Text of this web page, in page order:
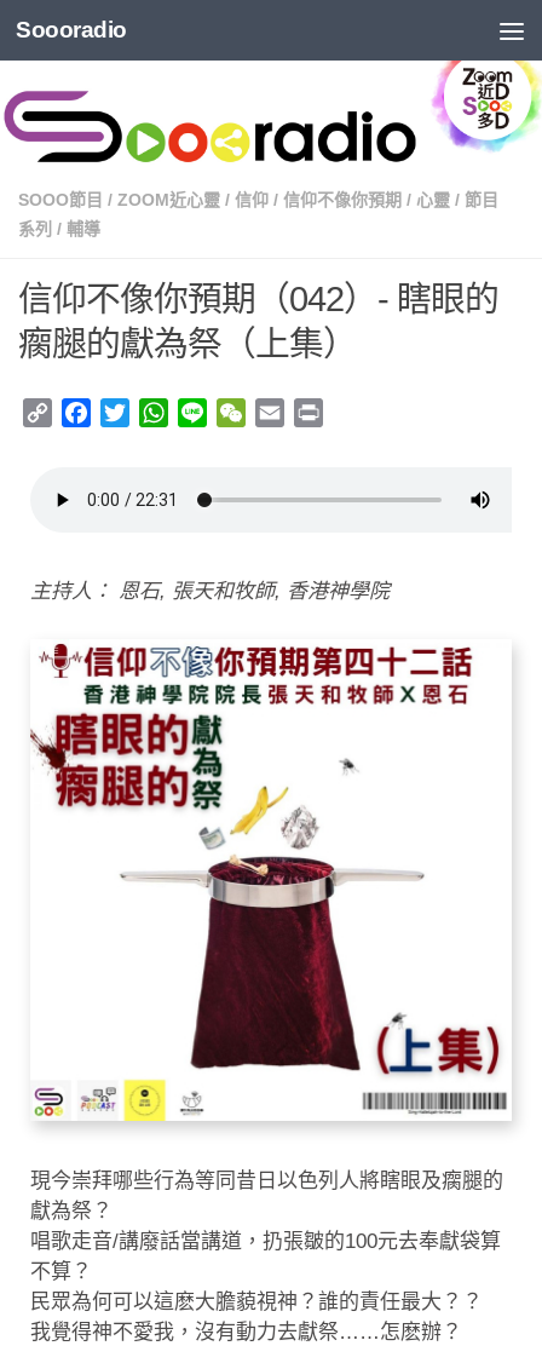
Soooradio
SOOO節目 / ZOOM近心靈 / 信仰 / 信仰不像你預期 / 心靈 / 節目
系列 / 輔導
信仰不像你預期（042）- 瞎眼的
瘸腿的獻為祭（上集）
Copy
Facebook
TwitterWhatsApp
Line WeChat
Email
主持人： 恩石, 張天和牧師, 香港神學院
現今崇拜哪些行為等同昔日以色列人將瞎眼及瘸腿的
獻為祭？
唱歌走音/講廢話當講道，扔張皺的100元去奉獻袋算
不算？
民眾為何可以這麽大膽藐視神？誰的責任最大？？
我覺得神不愛我，沒有動力去獻祭……怎麽辦？